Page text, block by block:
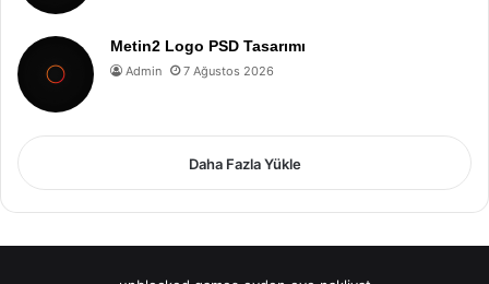
Metin2 Logo PSD Tasarımı
Admin 7 Ağustos 2026
Daha Fazla Yükle